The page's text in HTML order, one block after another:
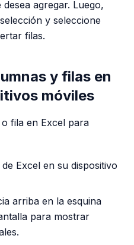
agregar. Luego,
y seleccione
filas.
y filas en
móviles
fila en Excel para
Excel en su dispositivo
arriba en la esquina
para mostrar